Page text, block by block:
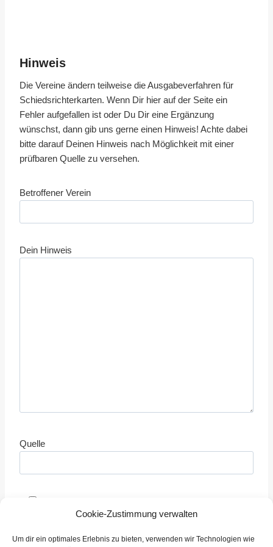
Cookie-Zustimmung verwalten
Um dir ein optimales Erlebnis zu bieten, verwenden wir Technologien wie
Hinweis
Die Vereine ändern teilweise die Ausgabeverfahren für
Schiedsrichterkarten. Wenn Dir hier auf der Seite ein
Fehler aufgefallen ist oder Du Dir eine Ergänzung
wünschst, dann gib uns gerne einen Hinweis! Achte dabei
bitte darauf Deinen Hinweis nach Möglichkeit mit einer
prüfbaren Quelle zu versehen.
Betroffener Verein
Dein Hinweis
Quelle
keine Tickets vergibt oder mit der Vergabe zu tun hat,